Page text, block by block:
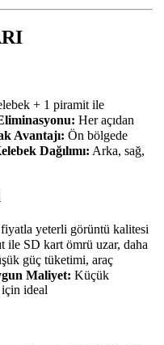
+ 1 piramit ile
Her açıdan
Avantajı: Ön bölgede
Dağılımı: Arka, sağ,
yeterli görüntü kalitesi
ile SD kart ömrü uzar, daha
güç tüketimi, araç
Maliyet: Küçük
ideal